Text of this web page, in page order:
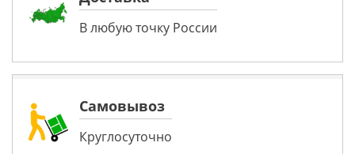
В любую точку России
Самовывоз
Круглосуточно